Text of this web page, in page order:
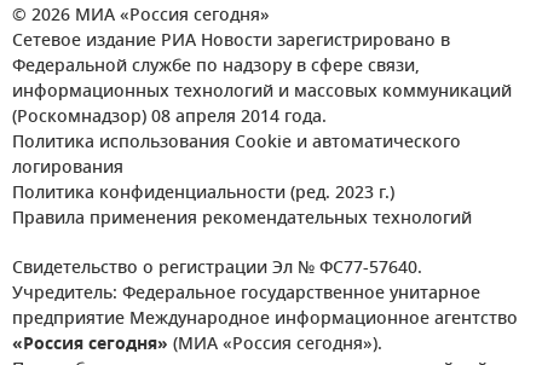
© 2026 МИА «Россия сегодня»
Сетевое издание РИА Новости зарегистрировано в
Федеральной службе по надзору в сфере связи,
информационных технологий и массовых коммуникаций
(Роскомнадзор) 08 апреля 2014 года.
Политика использования Cookie и автоматического
логирования
Политика конфиденциальности (ред. 2023 г.)
Правила применения рекомендательных технологий
Свидетельство о регистрации Эл № ФС77-57640.
Учредитель: Федеральное государственное унитарное
предприятие Международное информационное агентство
«Россия сегодня» (МИА «Россия сегодня»).